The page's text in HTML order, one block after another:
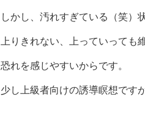
しかし、汚れすぎている（笑）
上りきれない、上っていって
恐れを感じやすいからです。
少し上級者向けの誘導瞑想です